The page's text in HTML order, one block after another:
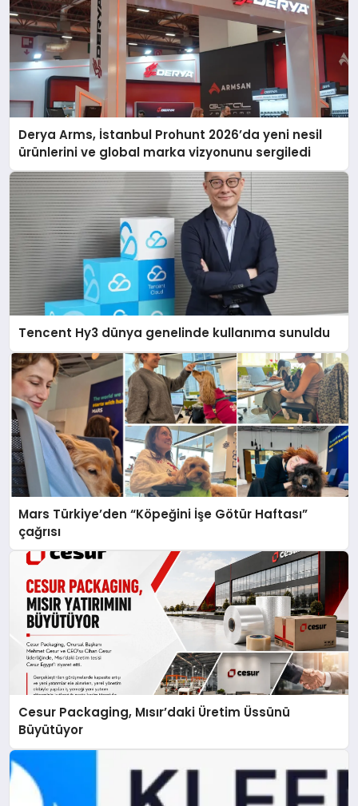
Derya Arms, İstanbul Prohunt 2026’da yeni nesil
ürünlerini ve global marka vizyonunu sergiledi
Tencent Hy3 dünya genelinde kullanıma sunuldu
Mars Türkiye’den “Köpeğini İşe Götür Haftası”
çağrısı
Cesur Packaging, Mısır’daki Üretim Üssünü
Büyütüyor